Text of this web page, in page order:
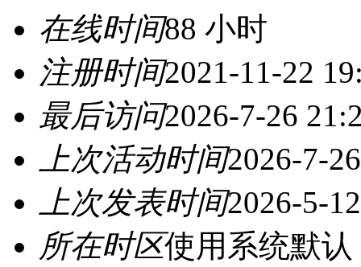
在线时间88 小时
注册时间2021-11-22
最后访问2026-7-26
上次活动时间2026-7-
上次发表时间2026-5-
所在时区使用系统默认